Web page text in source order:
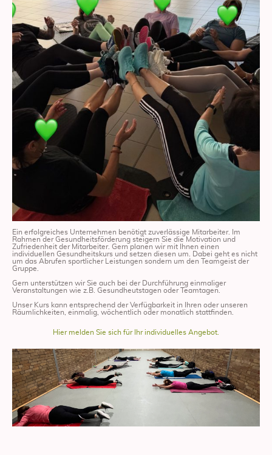
Ein erfolgreiches Unternehmen benötigt zuverlässige Mitarbeiter. Im
Rahmen der Gesundheitsförderung steigern Sie die Motivation und
Zufriedenheit der Mitarbeiter. Gern planen wir mit Ihnen einen
individuellen Gesundheitskurs und setzen diesen um. Dabei geht es nicht
um das Abrufen sportlicher Leistungen sondern um den Teamgeist der
Gruppe.
Gern unterstützen wir Sie auch bei der Durchführung einmaliger
Veranstaltungen wie z.B. Gesundheutstagen oder Teamtagen.
Unser Kurs kann entsprechend der Verfügbarkeit in Ihren oder unseren
Räumlichkeiten, einmalig, wöchentlich oder monatlich stattfinden.
Hier melden Sie sich für Ihr individuelles Angebot.